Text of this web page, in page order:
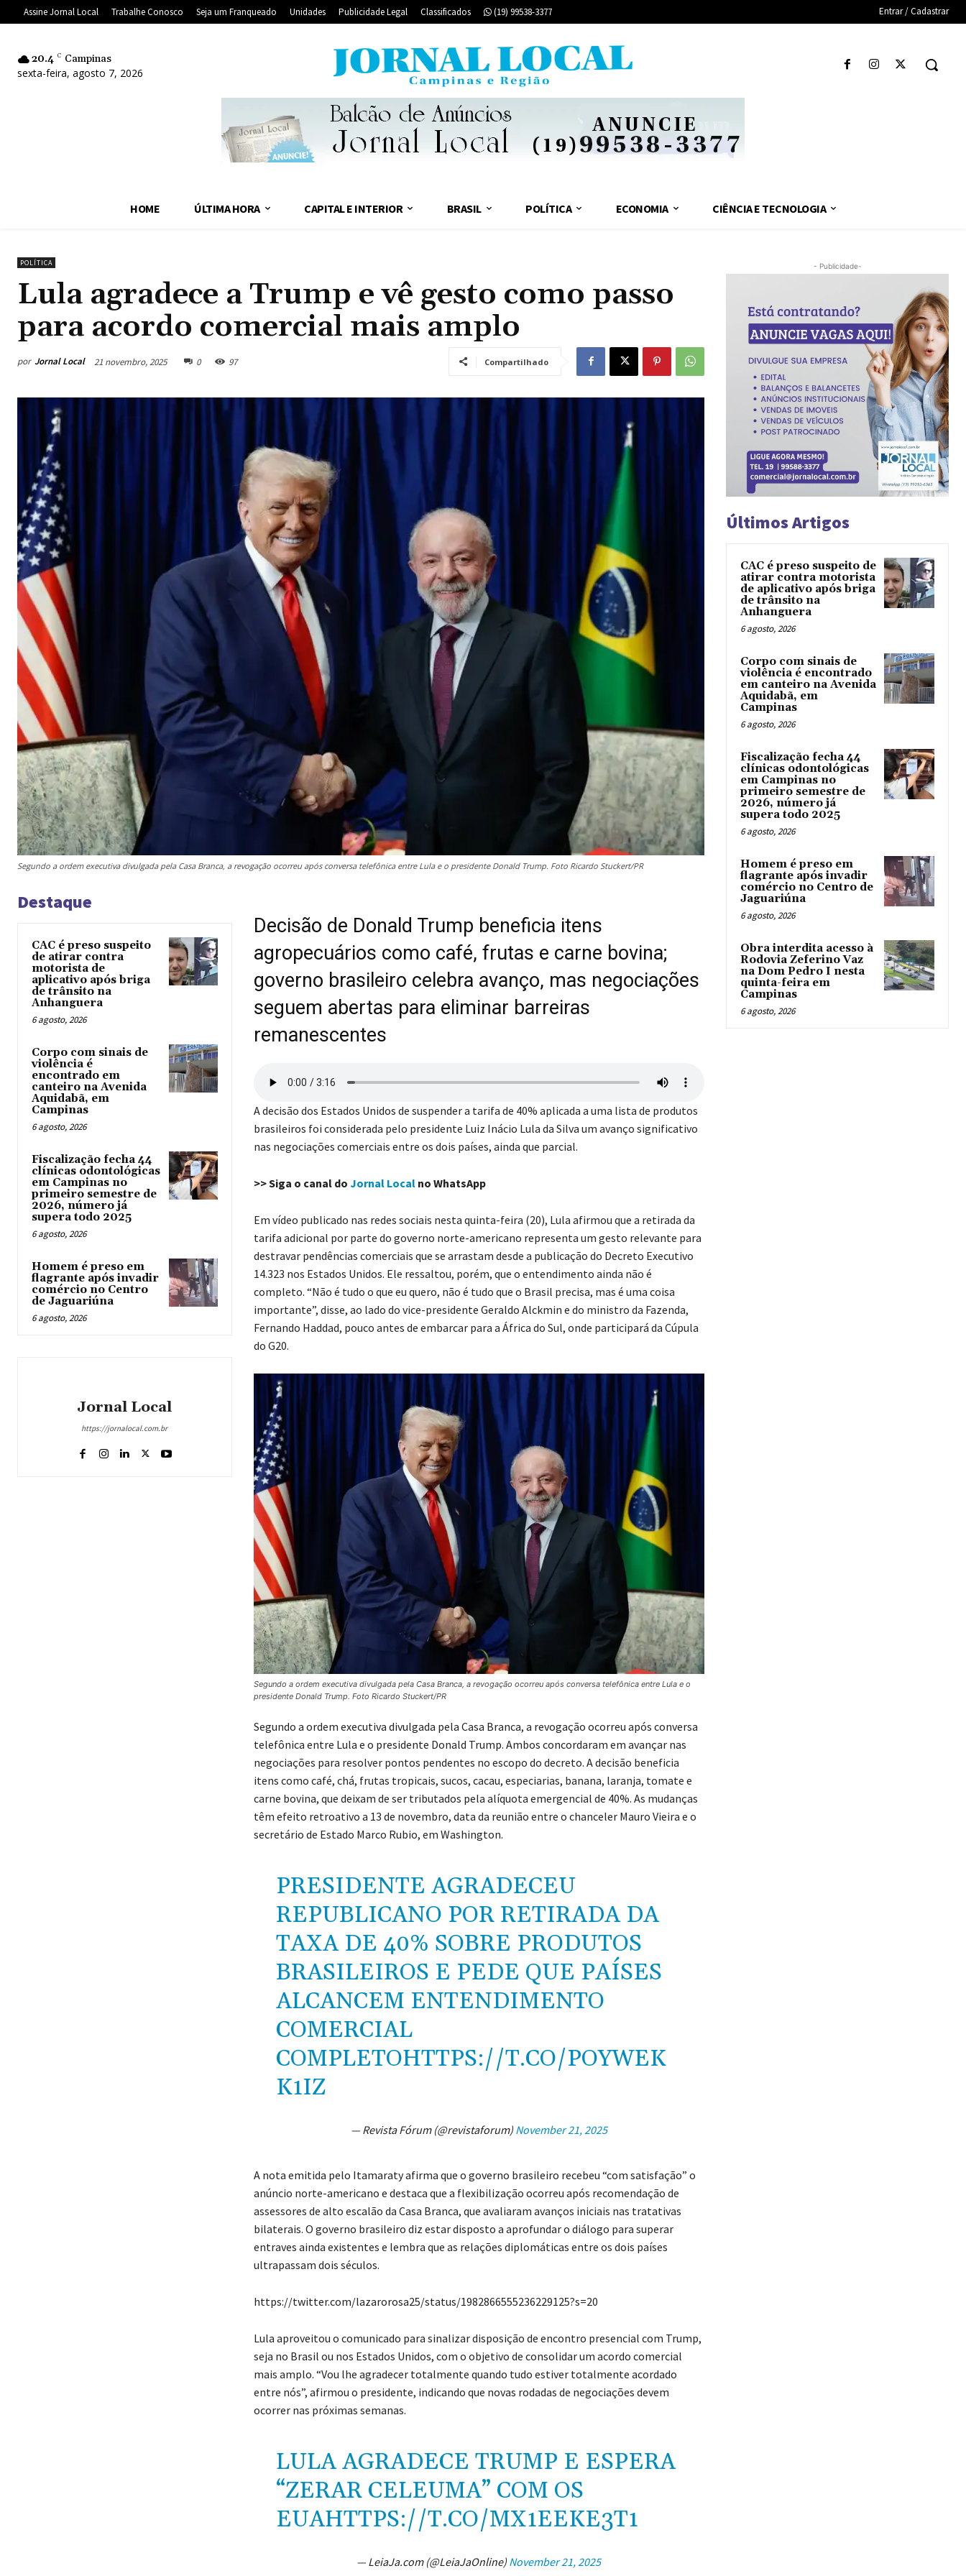
Assine Jornal Local Trabalhe Conosco Seja um Franqueado Unidades Publicidade Legal Classificados (19) 99538-3377 Entrar / Cadastrar
20.4 C Campinas
sexta-feira, agosto 7, 2026
HOME ÚLTIMA HORA CAPITAL E INTERIOR BRASIL POLÍTICA ECONOMIA CIÊNCIA E TECNOLOGIA
POLÍTICA
Lula agradece a Trump e vê gesto como passo
para acordo comercial mais amplo
por Jornal Local 21 novembro, 2025 0 97 Compartilhado
Segundo a ordem executiva divulgada pela Casa Branca, a revogação ocorreu após conversa telefônica entre Lula e o presidente Donald Trump. Foto Ricardo Stuckert/PR
Destaque
CAC é preso suspeito
de atirar contra
motorista de
aplicativo após briga
de trânsito na
Anhanguera
6 agosto, 2026
Corpo com sinais de
violência é
encontrado em
canteiro na Avenida
Aquidabã, em
Campinas
6 agosto, 2026
Fiscalização fecha 44
clínicas odontológicas
em Campinas no
primeiro semestre de
2026, número já
supera todo 2025
6 agosto, 2026
Homem é preso em
flagrante após invadir
comércio no Centro
de Jaguariúna
6 agosto, 2026
Jornal Local
https://jornalocal.com.br
Decisão de Donald Trump beneficia itens
agropecuários como café, frutas e carne bovina;
governo brasileiro celebra avanço, mas negociações
seguem abertas para eliminar barreiras
remanescentes
A decisão dos Estados Unidos de suspender a tarifa de 40% aplicada a uma lista de produtos
brasileiros foi considerada pelo presidente Luiz Inácio Lula da Silva um avanço significativo
nas negociações comerciais entre os dois países, ainda que parcial.
>> Siga o canal do Jornal Localno WhatsApp
Em vídeo publicado nas redes sociais nesta quinta-feira (20), Lula afirmou que a retirada da
tarifa adicional por parte do governo norte-americano representa um gesto relevante para
destravar pendências comerciais que se arrastam desde a publicação do Decreto Executivo
14.323 nos Estados Unidos. Ele ressaltou, porém, que o entendimento ainda não é
completo. “Não é tudo o que eu quero, não é tudo que o Brasil precisa, mas é uma coisa
importante”, disse, ao lado do vice-presidente Geraldo Alckmin e do ministro da Fazenda,
Fernando Haddad, pouco antes de embarcar para a África do Sul, onde participará da Cúpula
do G20.
Segundo a ordem executiva divulgada pela Casa Branca, a revogação ocorreu após conversa telefônica entre Lula e o
presidente Donald Trump. Foto Ricardo Stuckert/PR
Segundo a ordem executiva divulgada pela Casa Branca, a revogação ocorreu após conversa
telefônica entre Lula e o presidente Donald Trump. Ambos concordaram em avançar nas
negociações para resolver pontos pendentes no escopo do decreto. A decisão beneficia
itens como café, chá, frutas tropicais, sucos, cacau, especiarias, banana, laranja, tomate e
carne bovina, que deixam de ser tributados pela alíquota emergencial de 40%. As mudanças
têm efeito retroativo a 13 de novembro, data da reunião entre o chanceler Mauro Vieira e o
secretário de Estado Marco Rubio, em Washington.
PRESIDENTE AGRADECEU
REPUBLICANO POR RETIRADA DA
TAXA DE 40% SOBRE PRODUTOS
BRASILEIROS E PEDE QUE PAÍSES
ALCANCEM ENTENDIMENTO
COMERCIAL
COMPLETOHTTPS://T.CO/POYWEK
K1IZ
— Revista Fórum (@revistaforum) November 21, 2025
A nota emitida pelo Itamaraty afirma que o governo brasileiro recebeu “com satisfação” o
anúncio norte-americano e destaca que a flexibilização ocorreu após recomendação de
assessores de alto escalão da Casa Branca, que avaliaram avanços iniciais nas tratativas
bilaterais. O governo brasileiro diz estar disposto a aprofundar o diálogo para superar
entraves ainda existentes e lembra que as relações diplomáticas entre os dois países
ultrapassam dois séculos.
https://twitter.com/lazarorosa25/status/1982866555236229125?s=20
Lula aproveitou o comunicado para sinalizar disposição de encontro presencial com Trump,
seja no Brasil ou nos Estados Unidos, com o objetivo de consolidar um acordo comercial
mais amplo. “Vou lhe agradecer totalmente quando tudo estiver totalmente acordado
entre nós”, afirmou o presidente, indicando que novas rodadas de negociações devem
ocorrer nas próximas semanas.
LULA AGRADECE TRUMP E ESPERA
“ZERAR CELEUMA” COM OS
EUAHTTPS://T.CO/MX1EEKE3T1
— LeiaJa.com (@LeiaJaOnline) November 21, 2025
- Publicidade-
Últimos Artigos
CAC é preso suspeito de
atirar contra motorista
de aplicativo após briga
de trânsito na
Anhanguera
6 agosto, 2026
Corpo com sinais de
violência é encontrado
em canteiro na Avenida
Aquidabã, em
Campinas
6 agosto, 2026
Fiscalização fecha 44
clínicas odontológicas
em Campinas no
primeiro semestre de
2026, número já
supera todo 2025
6 agosto, 2026
Homem é preso em
flagrante após invadir
comércio no Centro de
Jaguariúna
6 agosto, 2026
Obra interdita acesso à
Rodovia Zeferino Vaz
na Dom Pedro I nesta
quinta-feira em
Campinas
6 agosto, 2026